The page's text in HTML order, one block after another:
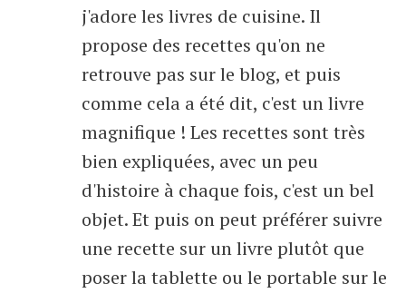
j'adore les livres de cuisine. Il
propose des recettes qu'on ne
retrouve pas sur le blog, et puis
comme cela a été dit, c'est un livre
magnifique ! Les recettes sont très
bien expliquées, avec un peu
d'histoire à chaque fois, c'est un bel
objet. Et puis on peut préférer suivre
une recette sur un livre plutôt que
poser la tablette ou le portable sur le